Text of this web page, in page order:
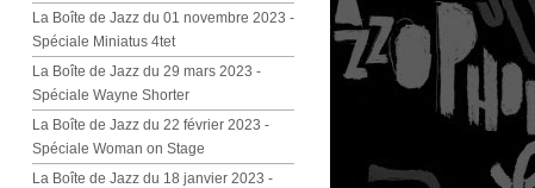
La Boîte de Jazz du 01 novembre 2023 -
Spéciale Miniatus 4tet
La Boîte de Jazz du 29 mars 2023 -
Spéciale Wayne Shorter
La Boîte de Jazz du 22 février 2023 -
Spéciale Woman on Stage
La Boîte de Jazz du 18 janvier 2023 -